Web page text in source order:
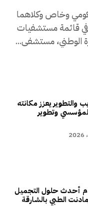
وخاص وكلاهما
قائمة مستشفيات
الوطني، مستشفى...
والتطوير يعزز مكانته
وتطوير
أحدث حلول التجميل
الطبي بالشارقة